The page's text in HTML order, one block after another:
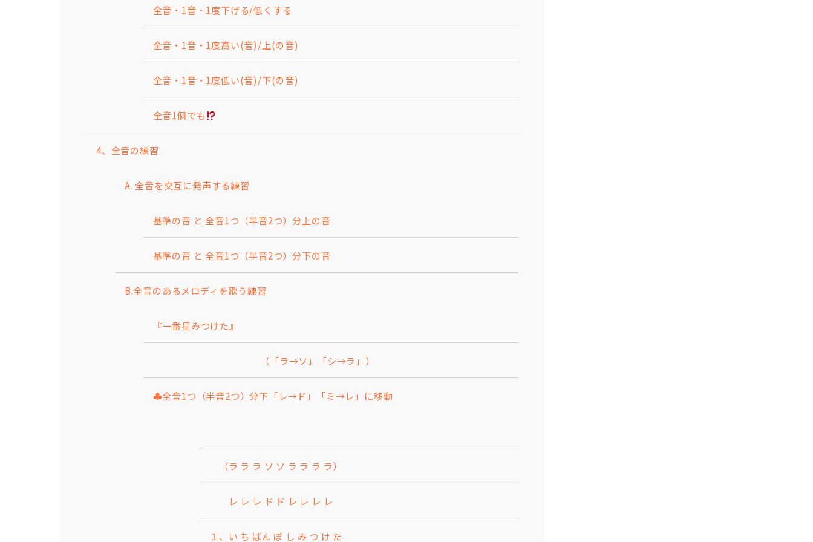
全音・1音・1度下げる/低くする
全音・1音・1度高い(音)/上(の音)
全音・1音・1度低い(音)/下(の音)
全音1個でも
4、全音の練習
A. 全音を交互に発声する練習
基準の音 と 全音1つ（半音2つ）分上の音
基準の音 と 全音1つ（半音2つ）分下の音
B.全音のあるメロディを歌う練習
『一番星みつけた』
（「ラ→ソ」「シ→ラ」）
♣全音1つ（半音2つ）分下「レ→ド」「ミ→レ」に移動
（ラ ラ ラ ソ ソ ラ ラ ラ ラ）
レ レ レ ド ド レ レ レ レ
１、い ち ばん ぼ し み つ け た